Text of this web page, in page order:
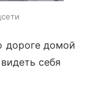
дороге домой
себя